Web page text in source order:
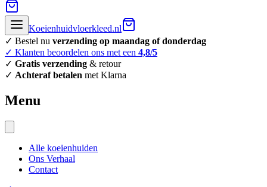
Koeienhuidvloerkleed.nl
✓ Bestel nu verzending op maandag of donderdag
✓ Klanten beoordelen ons met een 4,8/5
✓ Gratis verzending & retour
✓ Achteraf betalen met Klarna
Menu
Alle koeienhuiden
Ons Verhaal
Contact